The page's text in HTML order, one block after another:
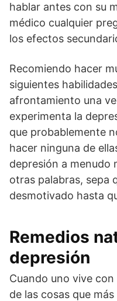
hablar antes con su
médico cualquier
los efectos
Recomiendo hacer
siguientes
afrontamiento una
experimenta la
que probablemente
hacer ninguna de
depresión a menudo
otras palabras, sepa
desmotivado hasta
Remedios
depresión
Cuando uno vive
de las cosas que